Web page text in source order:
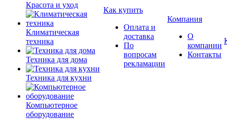
Красота и уход
Климатическая
техника
Техника для дома
Техника для кухни
Компьютерное
оборудование
Как купить
Оплата и
доставка
По
вопросам
рекламации
Компания
О
компании
Контакты